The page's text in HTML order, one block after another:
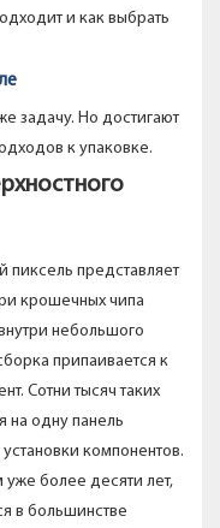
и как выбрать
задачу. Но достигают
к упаковке.
представляет
крошечных чипа
небольшого
припаивается к
Сотни тысяч таких
на одну панель
компонентов.
уже более десяти лет,
в большинстве